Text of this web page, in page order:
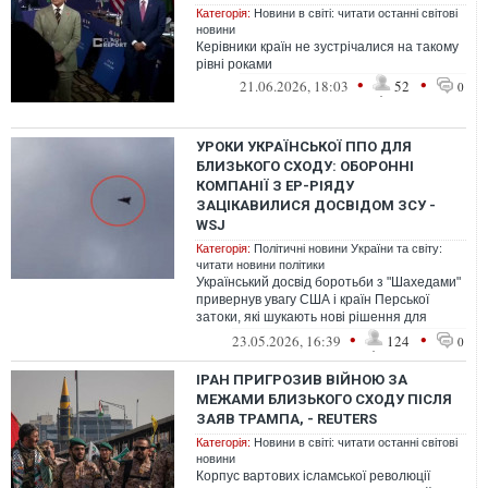
Категорія: Новини в світі: читати останні світові
новини
Керівники країн не зустрічалися на такому
рівні роками
21.06.2026, 18:03 • 52 • 0
УРОКИ УКРАЇНСЬКОЇ ППО ДЛЯ
БЛИЗЬКОГО СХОДУ: ОБОРОННІ
КОМПАНІЇ З ЕР-РІЯДУ
ЗАЦІКАВИЛИСЯ ДОСВІДОМ ЗСУ -
WSJ
Категорія: Політичні новини України та світу:
читати новини політики
Український досвід боротьби з "Шахедами"
привернув увагу США і країн Перської
затоки, які шукають нові рішення для
сучасної війни
23.05.2026, 16:39 • 124 • 0
ІРАН ПРИГРОЗИВ ВІЙНОЮ ЗА
МЕЖАМИ БЛИЗЬКОГО СХОДУ ПІСЛЯ
ЗАЯВ ТРАМПА, - REUTERS
Категорія: Новини в світі: читати останні світові
новини
Корпус вартових ісламської революції